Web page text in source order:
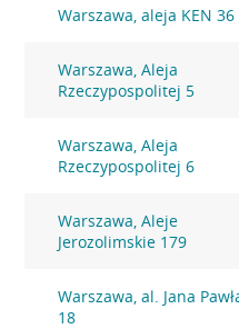
Warszawa, aleja KEN 36
Warszawa, Aleja
Rzeczypospolitej 5
Warszawa, Aleja
Rzeczypospolitej 6
Warszawa, Aleje
Jerozolimskie 179
Warszawa, al. Jana
18